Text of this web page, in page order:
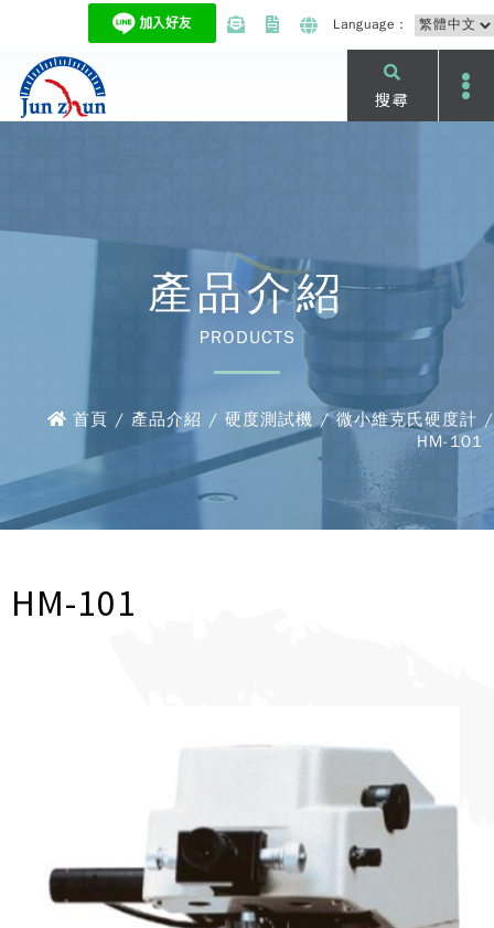
Language：
搜尋
產品介紹
PRODUCTS
首頁 / 產品介紹 / 硬度測試機 / 微小維克氏硬度計 /
HM-101
HM-101